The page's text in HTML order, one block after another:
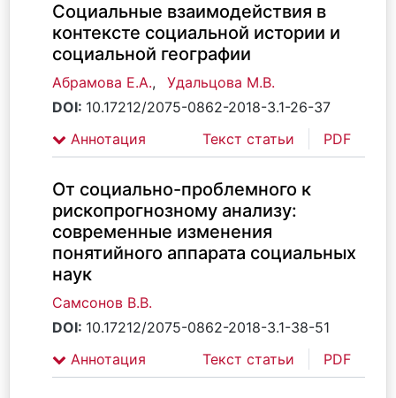
Социальные взаимодействия в
контексте социальной истории и
социальной географии
Абрамова Е.А.,
Удальцова М.В.
DOI: 10.17212/2075-0862-2018-3.1-26-37
Аннотация
Текст статьи PDF
От социально-проблемного к
рископрогнозному анализу:
современные изменения
понятийного аппарата социальных
наук
Самсонов В.В.
DOI: 10.17212/2075-0862-2018-3.1-38-51
Аннотация
Текст статьи PDF